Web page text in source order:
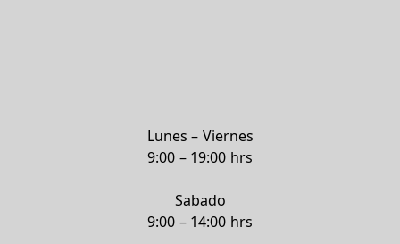
Lunes – Viernes
9:00 – 19:00 hrs
Sabado
9:00 – 14:00 hrs